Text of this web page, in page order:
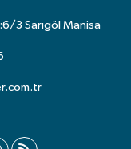
3 Sarıgöl Manisa